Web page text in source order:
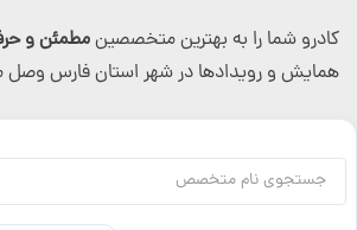
کادرو شما را به بهترین متخصصینمطمئن و
همایش و رویدادها در شهر استان فارس وصل